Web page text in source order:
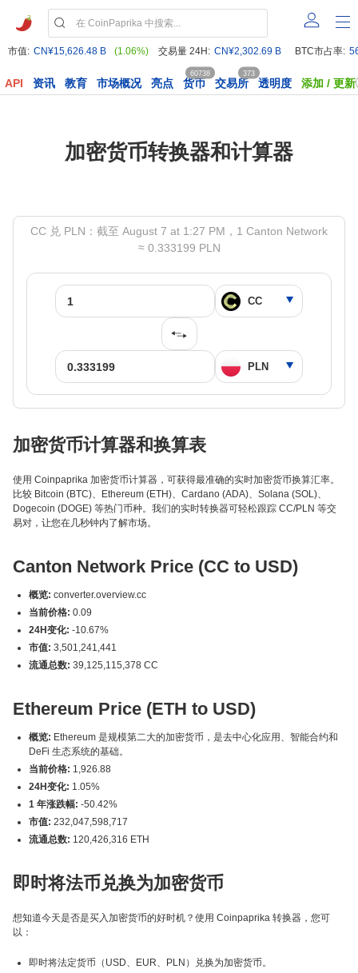
市值: CN¥15,626.48 B (1.06%) 交易量 24H: CN¥2,302.69 B BTC市占率:
API 资讯 教育 市场概况 亮点 货币
60738
交易所
373
透明度 添加 / 更新
加密货币转换器和计算器
CC 兑 PLN：截至 August 7 at 1:27 PM，1 Canton Network
≈ 0.333199 PLN
加密货币计算器和换算表
使用 Coinpaprika 加密货币计算器，可获得最准确的实时加密货币换算汇率。
比较 Bitcoin (BTC)、Ethereum (ETH)、Cardano (ADA)、Solana (SOL)、
Dogecoin (DOGE) 等热门币种。我们的实时转换器可轻松跟踪 CC/PLN 等交
易对，让您在几秒钟内了解市场。
Canton Network Price (CC to USD)
概览: converter.overview.cc
当前价格: 0.09
24H变化: -10.67%
市值: 3,501,241,441
流通总数: 39,125,115,378 CC
Ethereum Price (ETH to USD)
概览: Ethereum 是规模第二大的加密货币，是去中心化应用、智能合约和
DeFi 生态系统的基础。
当前价格: 1,926.88
24H变化: 1.05%
1 年涨跌幅: -50.42%
市值: 232,047,598,717
流通总数: 120,426,316 ETH
即时将法币兑换为加密货币
想知道今天是否是买入加密货币的好时机？使用 Coinpaprika 转换器，您可
以：
即时将法定货币（USD、EUR、PLN）兑换为加密货币。